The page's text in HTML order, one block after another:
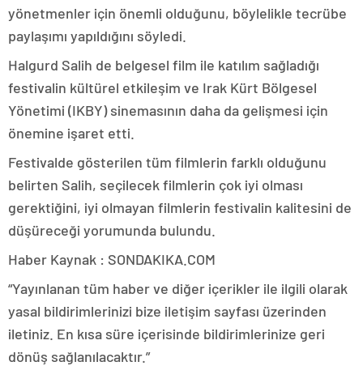
yönetmenler için önemli olduğunu, böylelikle tecrübe
paylaşımı yapıldığını söyledi.
Halgurd Salih de belgesel film ile katılım sağladığı
festivalin kültürel etkileşim ve Irak Kürt Bölgesel
Yönetimi (IKBY) sinemasının daha da gelişmesi için
önemine işaret etti.
Festivalde gösterilen tüm filmlerin farklı olduğunu
belirten Salih, seçilecek filmlerin çok iyi olması
gerektiğini, iyi olmayan filmlerin festivalin kalitesini de
düşüreceği yorumunda bulundu.
Haber Kaynak : SONDAKIKA.COM
“Yayınlanan tüm haber ve diğer içerikler ile ilgili olarak
yasal bildirimlerinizi bize iletişim sayfası üzerinden
iletiniz. En kısa süre içerisinde bildirimlerinize geri
dönüş sağlanılacaktır.”